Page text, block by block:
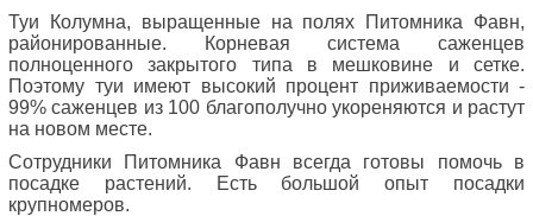
Туи Колумна, выращенные на полях Питомника Фавн,
районированные. Корневая система саженцев
полноценного закрытого типа в мешковине и сетке.
Поэтому туи имеют высокий процент приживаемости -
99% саженцев из 100 благополучно укореняются и растут
на новом месте.
Сотрудники Питомника Фавн всегда готовы помочь в
посадке растений. Есть большой опыт посадки
крупномеров.